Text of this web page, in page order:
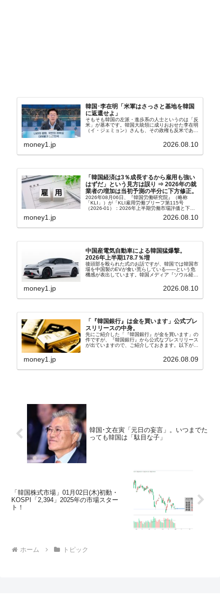
韓国･李在明「米軍はさっさと基地を韓国
に返還せよ」
そもそも韓国の左派・進歩系の人士というのは「反
米」が基本です。韓国大統領に成りおおせた李在明
（イ・ジェミョン）さんも、その政権も反米であ
（アン・ギュベク）さんが国防部長（長官）を努め
money1.jp 2026.08.10
「韓国経済は3％成長するから雇用も強い
はずだ」という見方は誤り ⇒ 2026年の就
業者の増加は当初予測の半分に下方修正。
2026年08月06日、『韓国労働研究院』（略称
「KLI」）が「KLI雇用労働ブリーフ第115号
（2026-01）：2026年上半期労働市場評価と下半
期労働市場展望」を公表しました。Money1でも何
度もご紹介していますが、政府が何よりも大...
money1.jp 2026.08.10
中国産電気自動車による韓国猛爆撃。
2026年上半期178.7％増
後頭部を殴られた式のお話ですが、韓国では韓国市
場を中国製のEVが食い荒らしている――という危
機感が表出しています。韓国メディア『ソウル経
ルは「中国EVの大攻勢…東風もプジョーと手を組
money1.jp 2026.08.10
「『韓国銀行』は金を買います」公式プレ
スリリースの中身。
先にご紹介した「『韓国銀行』が金を買います」の
件ですが、『韓国銀行』から公式なプレスリリース
が出ていますので、ご紹介しておきます。以下が全
れ協力体制を構築□『韓国銀行』は、国内生産金の
money1.jp 2026.08.09
韓国･文在寅「元日の妄言」。いつまでた
っても韓国は「駄目な子」
「韓国株式市場」01月02日(木)初動・
KOSPI「2,394」2025年の市場スター
ト！
ホーム トピック